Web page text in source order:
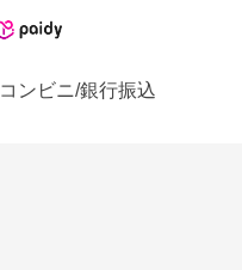
コンビニ/銀行振込